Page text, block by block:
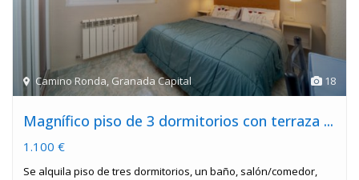
18
Camino Ronda, Granada Capital
Magnífico piso de 3 dormitorios con terraza ...
1.100 €
Se alquila piso de tres dormitorios, un baño, salón/comedor,